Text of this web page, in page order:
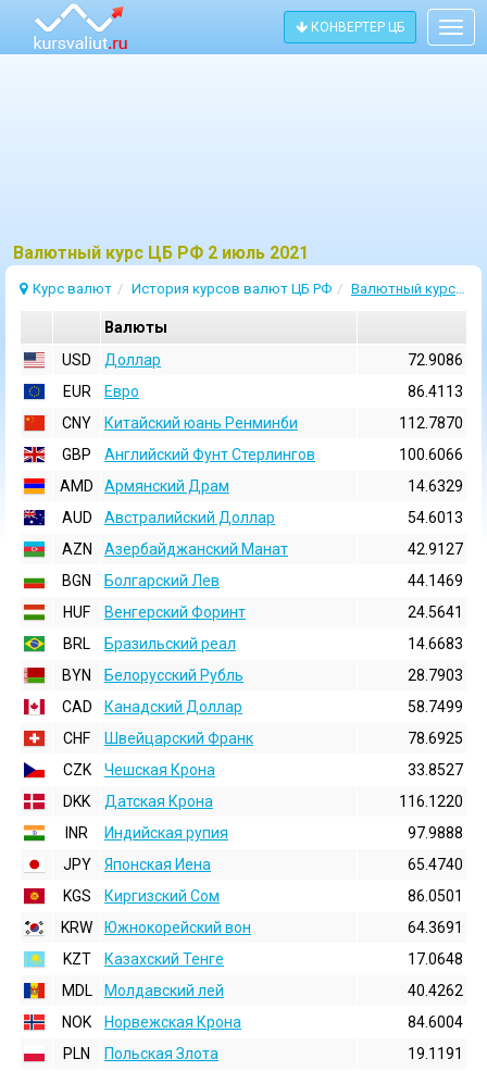
КОНВЕРТЕР ЦБ
Bалютный курс ЦБ РФ 2 июль 2021
Курс валют История курсов валют ЦБ РФ Валютный курс 2 Июль 2021
Валюты
USD
Доллар
72.9086
EUR
Евро
86.4113
CNY
Китайский юань Ренминби
112.7870
GBP
Английский Фунт Стерлингов
100.6066
AMD
Армянский Драм
14.6329
AUD
Австралийский Доллар
54.6013
AZN
Азербайджанский Манат
42.9127
BGN
Болгарский Лев
44.1469
HUF
Венгерский Форинт
24.5641
BRL
Бразильский реал
14.6683
BYN
Белорусский Рубль
28.7903
CAD
Канадский Доллар
58.7499
CHF
Швейцарский Франк
78.6925
CZK
Чешская Крона
33.8527
DKK
Датская Крона
116.1220
INR
Индийская pупия
97.9888
JPY
Японская Иена
65.4740
KGS
Киргизский Сом
86.0501
KRW
Южнокорейский вон
64.3691
KZT
Казахский Тенге
17.0648
MDL
Молдавский лей
40.4262
NOK
Норвежская Крона
84.6004
PLN
Польская Злота
19.1191